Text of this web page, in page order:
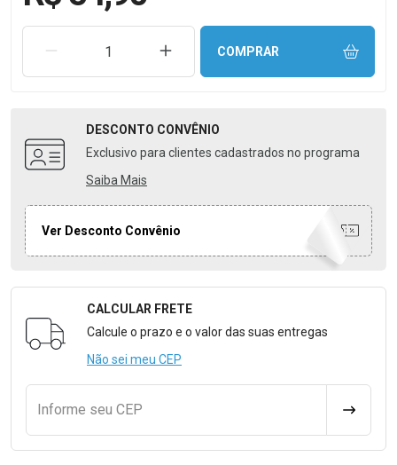
REMOVER UMA UNIDADEAUMENTAR UMA UNIDADE
COMPRAR
DESCONTO CONVÊNIO
Exclusivo para clientes cadastrados no programa
Saiba Mais
Ver Desconto Convênio
Formulário para Calcular o Frete
CALCULAR FRETE
Calcule o prazo e o valor das suas entregas
Não sei meu CEP
Informe seu CEP